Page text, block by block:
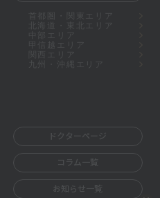
首都圏・関東エリア
北海道・東北エリア
中部エリア
甲信越エリア
関西エリア
九州・沖縄エリア
ドクターページ
コラム一覧
お知らせ一覧